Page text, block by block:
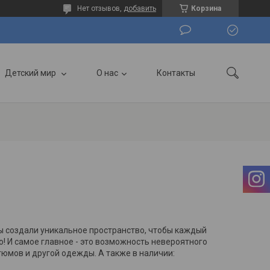
Корзина
Нет отзывов, добавить
Детский мир О нас Контакты
уникальное пространство, чтобы каждый
И самое главное - это возможность невероятного
и другой одежды. А также в наличии: